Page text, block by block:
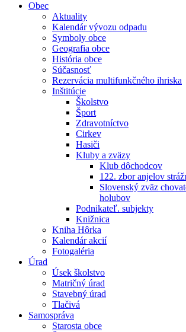
Obec
Aktuality
Kalendár vývozu odpadu
Symboly obce
Geografia obce
História obce
Súčasnosť
Rezervácia multifunkčného ihriska
Inštitúcie
Školstvo
Šport
Zdravotníctvo
Cirkev
Hasiči
Kluby a zväzy
Klub dôchodcov
122. zbor anjelov
Slovenský zväz
holubov
Podnikateľ. subjekty
Knižnica
Kniha Hôrka
Kalendár akcií
Fotogaléria
Úrad
Úsek školstvo
Matričný úrad
Stavebný úrad
Tlačivá
Samospráva
Starosta obce